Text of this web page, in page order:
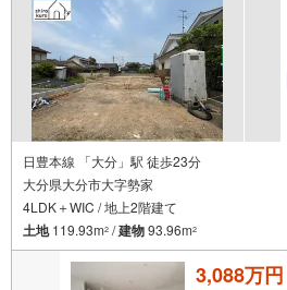
日豊本線 「大分」駅 徒歩23分
大分県大分市大字勢家
4LDK＋WIC / 地上2階建て
土地119.93m2 /建物93.96m2
3,088万円